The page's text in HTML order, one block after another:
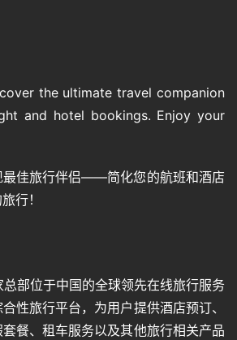
the ultimate travel companion
and hotel bookings. Enjoy your
最佳旅行伴侣——简化您的航班和酒店
行！
部位于中国的全球领先在线旅行服务
性旅行平台，为用户提供酒店预订、
餐、租车服务以及其他旅行相关产品